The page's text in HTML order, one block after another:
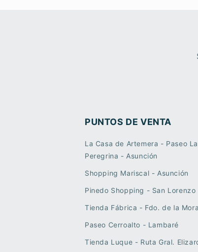
PUNTOS DE VENTA
La Casa de Artemera - Paseo La
Peregrina - Asunción
Shopping Mariscal - Asunción
Pinedo Shopping - San Lorenzo
Tienda Fábrica - Fdo. de la Mora
Paseo Cerroalto - Lambaré
Tienda Luque - Ruta Gral.